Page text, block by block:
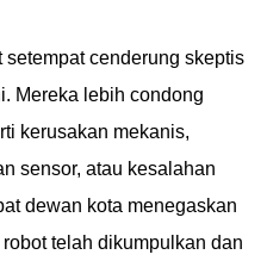
cenderung skeptis
Mereka lebih condong
kerusakan mekanis,
sensor, atau kesalahan
dewan kota menegaskan
telah dikumpulkan dan